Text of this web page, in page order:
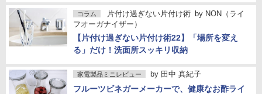
コラム 片付け過ぎない片付け術 by NON（ライ
フオーガナイザー）
【片付け過ぎない片付け術22】「場所を変え
る」だけ！洗面所スッキリ収納
家電製品ミニレビュー by 田中 真紀子
フルーツビネガーメーカーで、健康なお酢ライ